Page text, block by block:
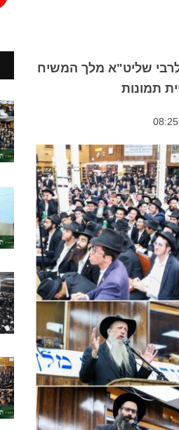
הארמון לרבי שליט"א מלך המשיח
תמונות